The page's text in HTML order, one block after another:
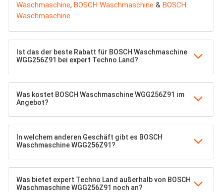
Waschmaschine, BOSCH Waschmaschine & BOSCH
Waschmaschine.
Ist das der beste Rabatt für BOSCH Waschmaschine
WGG256Z91 bei expert Techno Land?
Was kostet BOSCH Waschmaschine WGG256Z91 im
Angebot?
In welchem anderen Geschäft gibt es BOSCH
Waschmaschine WGG256Z91?
Was bietet expert Techno Land außerhalb von BOSCH
Waschmaschine WGG256Z91 noch an?